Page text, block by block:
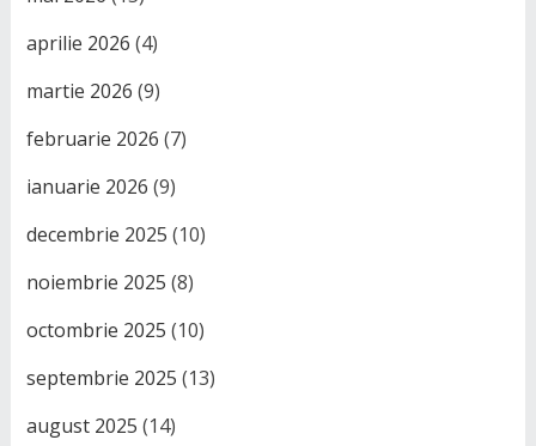
aprilie 2026 (4)
martie 2026 (9)
februarie 2026 (7)
ianuarie 2026 (9)
decembrie 2025 (10)
noiembrie 2025 (8)
octombrie 2025 (10)
septembrie 2025 (13)
august 2025 (14)